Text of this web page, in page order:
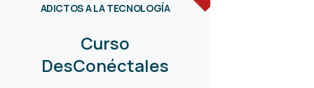
ADICTOS A LA TECNOLOGÍA
Curso
DesConéctales